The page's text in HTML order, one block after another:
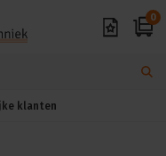
0
klanten